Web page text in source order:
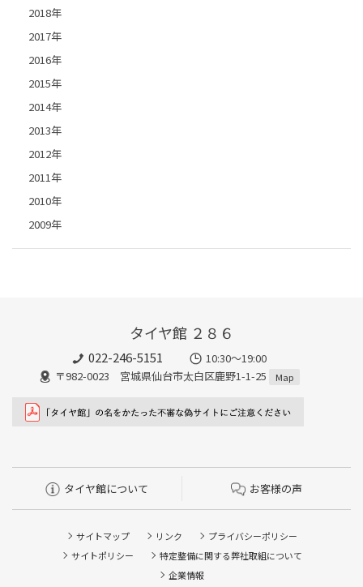
2018年
2017年
2016年
2015年
2014年
2013年
2012年
2011年
2010年
2009年
タイヤ館 ２８６
022-246-5151
10:30～19:00
〒982-0023 宮城県仙台市太白区鹿野1-1-25
Map
タイヤ館について お客様の声
サイトマップ リンク
プライバシーポリシー
サイトポリシー
特定整備に関する弊社取組について
企業情報